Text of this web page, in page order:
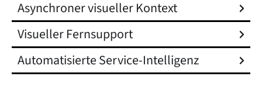
Asynchroner visueller Kontext
Visueller Fernsupport
Automatisierte Service-Intelligenz